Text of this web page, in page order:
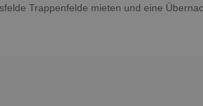
Trappenfelde mieten und eine